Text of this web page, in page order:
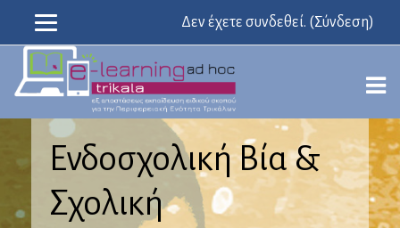
Μετάβαση
στο
περιεχόμενο
Δεν έχετε συνδεθεί. (Σύνδεση)
Ενδοσχολική Βία &
Σχολική